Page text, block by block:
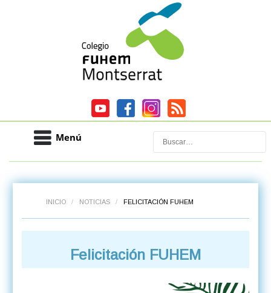
Menú Buscar
INICIO / NOTICIAS / FELICITACIÓN FUHEM
Felicitación FUHEM